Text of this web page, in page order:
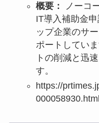
概要：
ノーコ
IT導入補助金
ップ企業のサ
ポートしてい
トの削減と迅
す。
https://
000058930.html